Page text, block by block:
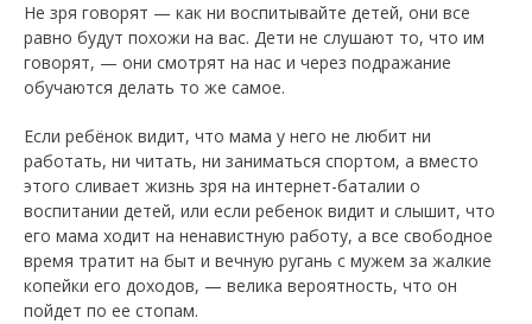
Не зря говорят — как ни воспитывайте детей, они все
равно будут похожи на вас. Дети не слушают то, что им
говорят, — они смотрят на нас и через подражание
обучаются делать то же самое.
Если ребёнок видит, что мама у него не любит ни
работать, ни читать, ни заниматься спортом, а вместо
этого сливает жизнь зря на интернет-баталии о
воспитании детей, или если ребенок видит и слышит, что
его мама ходит на ненавистную работу, а все свободное
время тратит на быт и вечную ругань с мужем за жалкие
копейки его доходов, — велика вероятность, что он
пойдет по ее стопам.